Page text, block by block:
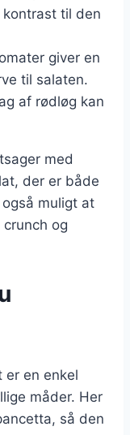
til den
giver en
til salaten.
af rødløg kan
med
der er både
muligt at
og
er en enkel
måder. Her
så den